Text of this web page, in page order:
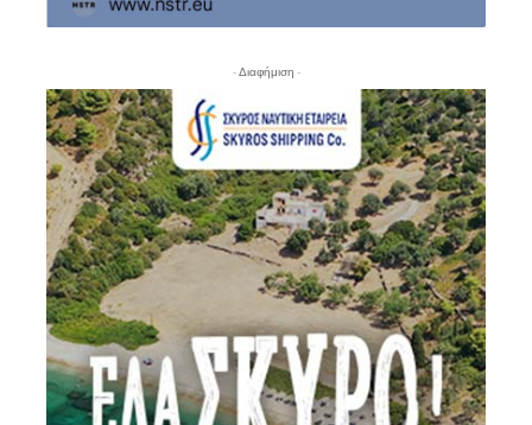
- Διαφήμιση -